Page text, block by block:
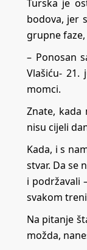
Turska je
bodova, jer
grupne
– Ponosan
Vlašiću-
momci.
Znate,
nisu cijeli
Kada, i s
stvar. Da se
i podržavali
svakom
Na pitanje
možda,